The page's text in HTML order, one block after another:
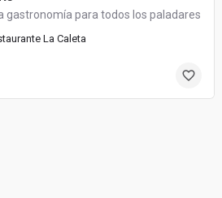
gastronomía para todos los paladares
La Caleta